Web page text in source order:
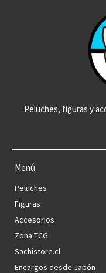
Peluches, figuras y
Menú
Peluches
Figuras
Accesorios
Zona TCG
Sachistore.cl
Encargos desde Japón